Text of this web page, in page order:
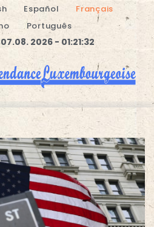
Español
Français
Português
2026 - 01:21:32